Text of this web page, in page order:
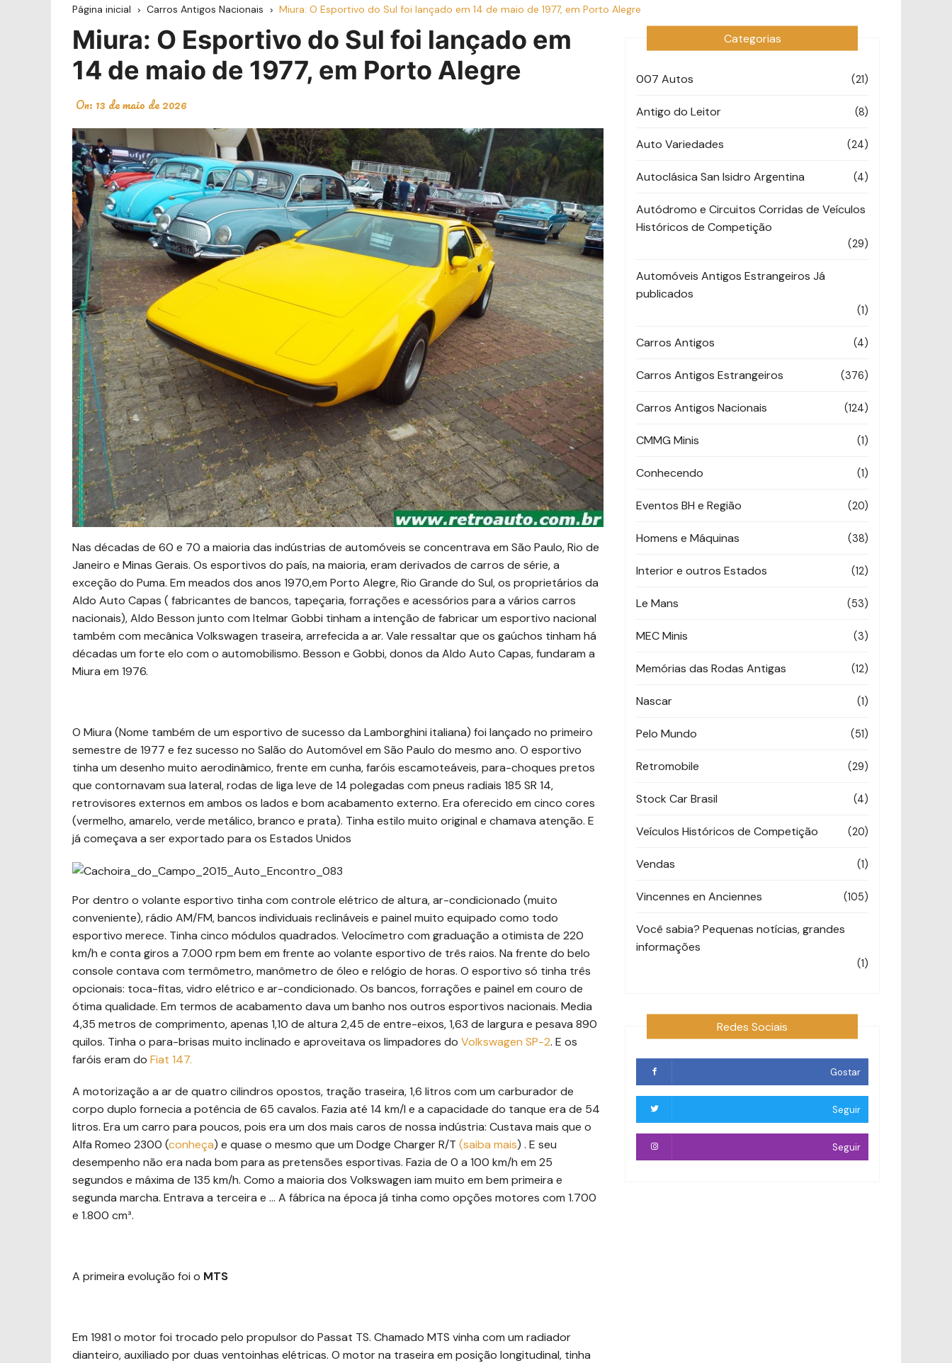
Página inicial Carros Antigos Nacionais Miura: O Esportivo do Sul foi lançado em 14 de maio de 1977, em Porto Alegre
Miura: O Esportivo do Sul foi lançado em
14 de maio de 1977, em Porto Alegre
On: 13 de maio de 2026
Nas décadas de 60 e 70 a maioria das indústrias de automóveis se concentrava em São Paulo, Rio de
Janeiro e Minas Gerais. Os esportivos do país, na maioria, eram derivados de carros de série, a
exceção do Puma. Em meados dos anos 1970,em Porto Alegre, Rio Grande do Sul, os proprietários da
Aldo Auto Capas ( fabricantes de bancos, tapeçaria, forrações e acessórios para a vários carros
nacionais), Aldo Besson junto com Itelmar Gobbi tinham a intenção de fabricar um esportivo nacional
também com mecânica Volkswagen traseira, arrefecida a ar. Vale ressaltar que os gaúchos tinham há
décadas um forte elo com o automobilismo. Besson e Gobbi, donos da Aldo Auto Capas, fundaram a
Miura em 1976.
O Miura (Nome também de um esportivo de sucesso da Lamborghini italiana) foi lançado no primeiro
semestre de 1977 e fez sucesso no Salão do Automóvel em São Paulo do mesmo ano. O esportivo
tinha um desenho muito aerodinâmico, frente em cunha, faróis escamoteáveis, para-choques pretos
que contornavam sua lateral, rodas de liga leve de 14 polegadas com pneus radiais 185 SR 14,
retrovisores externos em ambos os lados e bom acabamento externo. Era oferecido em cinco cores
(vermelho, amarelo, verde metálico, branco e prata). Tinha estilo muito original e chamava atenção. E
já começava a ser exportado para os Estados Unidos
Por dentro o volante esportivo tinha com controle elétrico de altura, ar-condicionado (muito
conveniente), rádio AM/FM, bancos individuais reclináveis e painel muito equipado como todo
esportivo merece. Tinha cinco módulos quadrados. Velocímetro com graduação a otimista de 220
km/h e conta giros a 7.000 rpm bem em frente ao volante esportivo de três raios. Na frente do belo
console contava com termômetro, manômetro de óleo e relógio de horas. O esportivo só tinha três
opcionais: toca-fitas, vidro elétrico e ar-condicionado. Os bancos, forrações e painel em couro de
ótima qualidade. Em termos de acabamento dava um banho nos outros esportivos nacionais. Media
4,35 metros de comprimento, apenas 1,10 de altura 2,45 de entre-eixos, 1,63 de largura e pesava 890
quilos. Tinha o para-brisas muito inclinado e aproveitava os limpadores do Volkswagen SP-2. E os
faróis eram do Fiat 147.
A motorização a ar de quatro cilindros opostos, tração traseira, 1,6 litros com um carburador de
corpo duplo fornecia a potência de 65 cavalos. Fazia até 14 km/l e a capacidade do tanque era de 54
litros. Era um carro para poucos, pois era um dos mais caros de nossa indústria: Custava mais que o
Alfa Romeo 2300 (conheça) e quase o mesmo que um Dodge Charger R/T (saiba mais) . E seu
desempenho não era nada bom para as pretensões esportivas. Fazia de 0 a 100 km/h em 25
segundos e máxima de 135 km/h. Como a maioria dos Volkswagen iam muito em bem primeira e
segunda marcha. Entrava a terceira e … A fábrica na época já tinha como opções motores com 1.700
e 1.800 cm³.
A primeira evolução foi o MTS
Em 1981 o motor foi trocado pelo propulsor do Passat TS. Chamado MTS vinha com um radiador
dianteiro, auxiliado por duas ventoinhas elétricas. O motor na traseira em posição longitudinal, tinha
Categorias
007 Autos (21)
Antigo do Leitor (8)
Auto Variedades (24)
Autoclásica San Isidro Argentina (4)
Autódromo e Circuitos Corridas de Veículos
Históricos de Competição
(29)
Automóveis Antigos Estrangeiros Já
publicados
(1)
Carros Antigos (4)
Carros Antigos Estrangeiros (376)
Carros Antigos Nacionais (124)
CMMG Minis (1)
Conhecendo (1)
Eventos BH e Região (20)
Homens e Máquinas (38)
Interior e outros Estados (12)
Le Mans (53)
MEC Minis (3)
Memórias das Rodas Antigas (12)
Nascar (1)
Pelo Mundo (51)
Retromobile (29)
Stock Car Brasil (4)
Veículos Históricos de Competição (20)
Vendas (1)
Vincennes en Anciennes (105)
Você sabia? Pequenas notícias, grandes
informações
(1)
Redes Sociais
Gostar
Seguir
Seguir